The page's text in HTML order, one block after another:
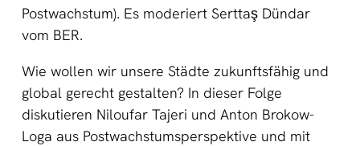
Postwachstum). Es moderiert Serttaş Dündar
vom BER.
Wie wollen wir unsere Städte zukunftsfähig und
global gerecht gestalten? In dieser Folge
diskutieren Niloufar Tajeri und Anton Brokow-
Loga aus Postwachstumsperspektive und mit